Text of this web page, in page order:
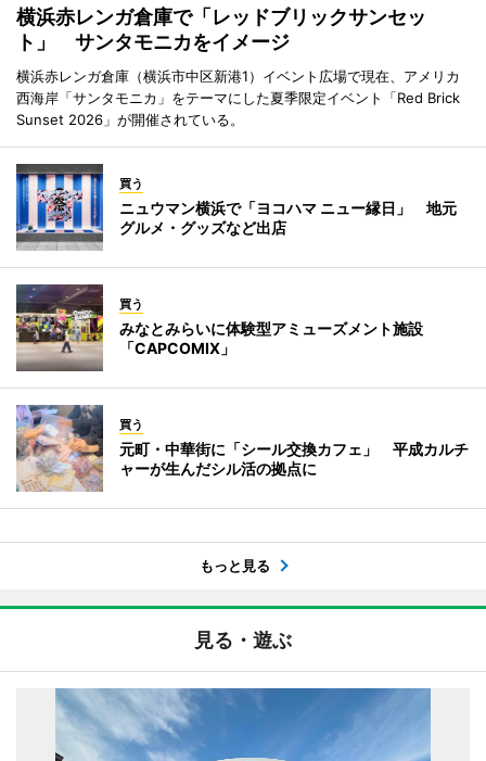
横浜赤レンガ倉庫で「レッドブリックサンセッ
ト」 サンタモニカをイメージ
横浜赤レンガ倉庫（横浜市中区新港1）イベント広場で現在、アメリカ
西海岸「サンタモニカ」をテーマにした夏季限定イベント「Red Brick
Sunset 2026」が開催されている。
買う
ニュウマン横浜で「ヨコハマ ニュー縁日」 地元
グルメ・グッズなど出店
買う
みなとみらいに体験型アミューズメント施設
「CAPCOMIX」
買う
元町・中華街に「シール交換カフェ」 平成カルチ
ャーが生んだシル活の拠点に
もっと見る
見る・遊ぶ